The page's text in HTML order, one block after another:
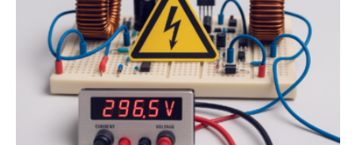
Gesamtsumme von mehr als zwei Millionen Euro.
Damit zählt die Hochschule zu den großen
Gewinnerinnen der aktuellen Förderrunde des
Bayerischen Wissenschaftsministeriums. Im
Mittelpunkt steht der direkte Wissenstransfer: Neue
wissenschaftliche Erkenntnisse sollen rasch in die